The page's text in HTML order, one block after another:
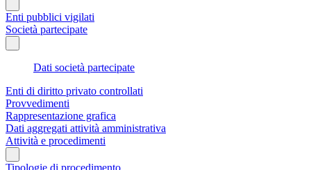
Enti pubblici vigilati
Società partecipate
Dati società partecipate
Enti di diritto privato controllati
Provvedimenti
Rappresentazione grafica
Dati aggregati attività amministrativa
Attività e procedimenti
Tipologie di procedimento